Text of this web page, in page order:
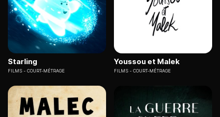
Starling
FILMS COURT-MÉTRAGE
Youssou et Malek
FILMS COURT-MÉTRAGE